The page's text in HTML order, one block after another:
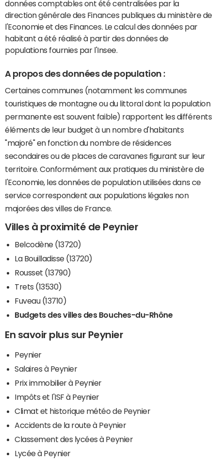
données comptables ont été centralisées par la
direction générale des Finances publiques du ministère de
l'Economie et des Finances. Le calcul des données par
habitant a été réalisé à partir des données de
populations fournies par l'Insee.
A propos des données de population :
Certaines communes (notamment les communes
touristiques de montagne ou du littoral dont la population
permanente est souvent faible) rapportent les différents
éléments de leur budget à un nombre d'habitants
"majoré" en fonction du nombre de résidences
secondaires ou de places de caravanes figurant sur leur
territoire. Conformément aux pratiques du ministère de
l'Economie, les données de population utilisées dans ce
service correspondent aux populations légales non
majorées des villes de France.
Villes à proximité de Peynier
Belcodène (13720)
La Bouilladisse (13720)
Rousset (13790)
Trets (13530)
Fuveau (13710)
Budgets des villes des Bouches-du-Rhône
En savoir plus sur Peynier
Peynier
Salaires à Peynier
Prix immobilier à Peynier
Impôts et l'ISF à Peynier
Climat et historique météo de Peynier
Accidents de la route à Peynier
Classement des lycées à Peynier
Lycée à Peynier